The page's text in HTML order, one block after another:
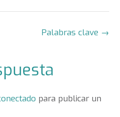
Palabras clave →
para publicar un